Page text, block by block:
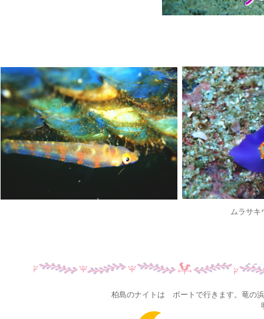
柏島のナイトは ボートで行きます。竜の
ムラサキ